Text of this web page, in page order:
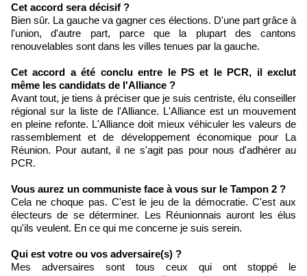
Cet accord sera décisif ?
Bien sûr. La gauche va gagner ces élections. D'une part grâce à
l'union, d'autre part, parce que la plupart des cantons
renouvelables sont dans les villes tenues par la gauche.
Cet accord a été conclu entre le PS et le PCR, il exclut
même les candidats de l'Alliance ?
Avant tout, je tiens à préciser que je suis centriste, élu conseiller
régional sur la liste de l'Alliance. L'Alliance est un mouvement
en pleine refonte. L'Alliance doit mieux véhiculer les valeurs de
rassemblement et de développement économique pour La
Réunion. Pour autant, il ne s'agit pas pour nous d'adhérer au
PCR.
Vous aurez un communiste face à vous sur le Tampon 2 ?
Cela ne choque pas. C'est le jeu de la démocratie. C'est aux
électeurs de se déterminer. Les Réunionnais auront les élus
qu'ils veulent. En ce qui me concerne je suis serein.
Qui est votre ou vos adversaire(s) ?
Mes adversaires sont tous ceux qui ont stoppé le